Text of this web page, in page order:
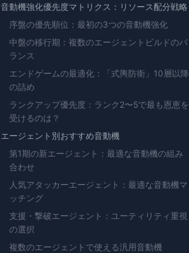
音動機強化優先度マトリクス：リソース配分戦略
序盤の優先順位：最初の3つの音動機強化
中盤の移行期：複数のエージェントビルドのバ
ランス
エンドゲームの最適化：「式輿防衛」10層以降
の詰め
ランクアップ優先度：ランク2〜5で最も恩恵を
受けるのは？
エージェント別おすすめ音動機
第1期の新エージェント：最適な音動機の組み
合わせ
人気アタッカーエージェント：最適な音動機マ
ッチング
支援・撃破エージェント：ユーティリティ重視
の選択
複数のエージェントで使える汎用音動機